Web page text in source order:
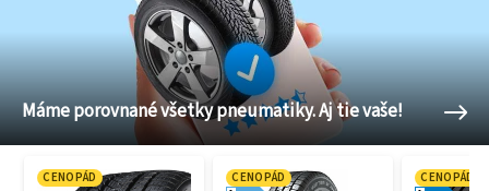
Máme porovnané všetky pneumatiky. Aj tie vaše!
CENOPÁD CENOPÁD CENOPÁD